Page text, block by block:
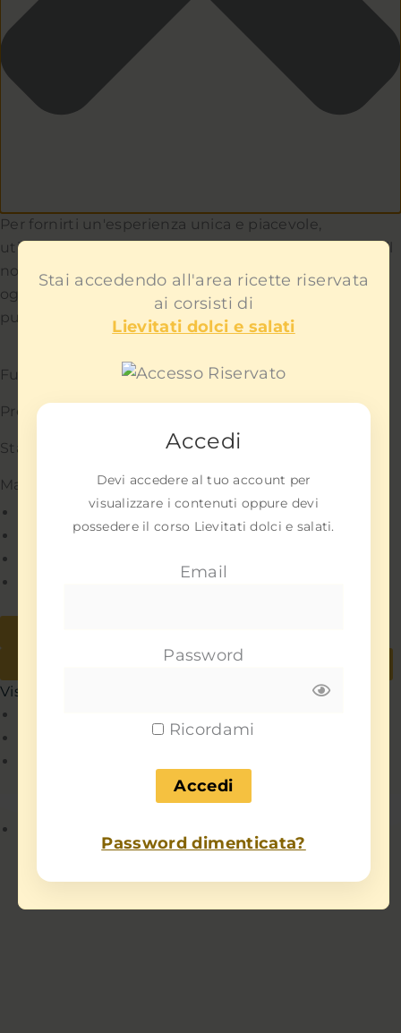
Per fornirti un'esperienza unica e piacevole,
utilizziamo i cookie per capire e aiutarci a migliorare il
nostro sito e servizio. Teniamo a cuore la privacy di
ogni utente e non ti mostreremo contenuti
pubblicitari fastidiosi.
Funzionale Sempre attivo
Preferenze
Statistiche
Marketing
Gestisci opzioni
Gestisci servizi
Per saperne di più su questi scopi
Visualizza le preferenze
Visualizza le preferenze
Stai accedendo all'area ricette riservata
ai corsisti di
Lievitati dolci e salati
Accedi
Devi accedere al tuo account per
visualizzare i contenuti oppure devi
possedere il corso Lievitati dolci e salati.
Email
Password
Ricordami
Password dimenticata?